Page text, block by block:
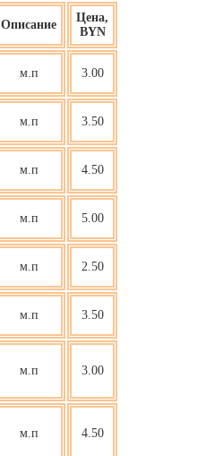
Описание
Цена,
BYN
м.п 3.00
м.п 3.50
м.п 4.50
м.п 5.00
м.п 2.50
м.п 3.50
м.п 3.00
м.п 4.50